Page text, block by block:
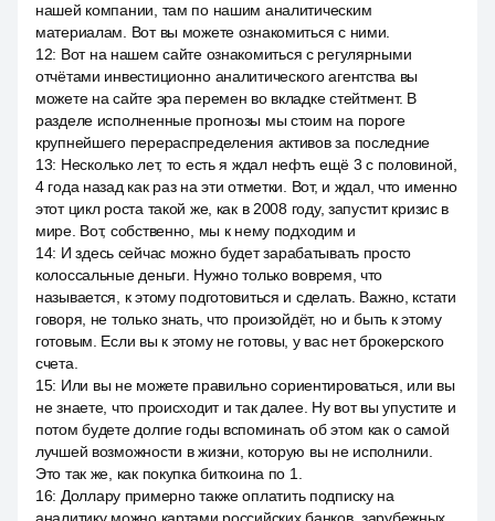
нашей компании, там по нашим аналитическим
материалам. Вот вы можете ознакомиться с ними.
12: Вот на нашем сайте ознакомиться с регулярными
отчётами инвестиционно аналитического агентства вы
можете на сайте эра перемен во вкладке стейтмент. В
разделе исполненные прогнозы мы стоим на пороге
крупнейшего перераспределения активов за последние
13: Несколько лет, то есть я ждал нефть ещё 3 с половиной,
4 года назад как раз на эти отметки. Вот, и ждал, что именно
этот цикл роста такой же, как в 2008 году, запустит кризис в
мире. Вот, собственно, мы к нему подходим и
14: И здесь сейчас можно будет зарабатывать просто
колоссальные деньги. Нужно только вовремя, что
называется, к этому подготовиться и сделать. Важно, кстати
говоря, не только знать, что произойдёт, но и быть к этому
готовым. Если вы к этому не готовы, у вас нет брокерского
счета.
15: Или вы не можете правильно сориентироваться, или вы
не знаете, что происходит и так далее. Ну вот вы упустите и
потом будете долгие годы вспоминать об этом как о самой
лучшей возможности в жизни, которую вы не исполнили.
Это так же, как покупка биткоина по 1.
16: Доллару примерно также оплатить подписку на